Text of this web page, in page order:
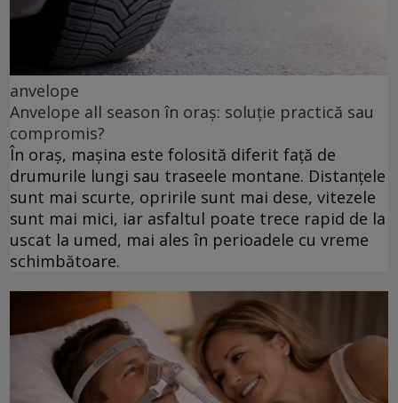
anvelope
Anvelope all season în oraș: soluție practică sau
compromis?
În oraș, mașina este folosită diferit față de
drumurile lungi sau traseele montane. Distanțele
sunt mai scurte, opririle sunt mai dese, vitezele
sunt mai mici, iar asfaltul poate trece rapid de la
uscat la umed, mai ales în perioadele cu vreme
schimbătoare.